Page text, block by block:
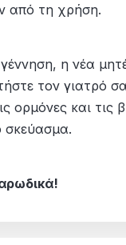
από τη χρήση.
η νέα
τον γιατρό
ορμόνες και τις
σκεύασμα.